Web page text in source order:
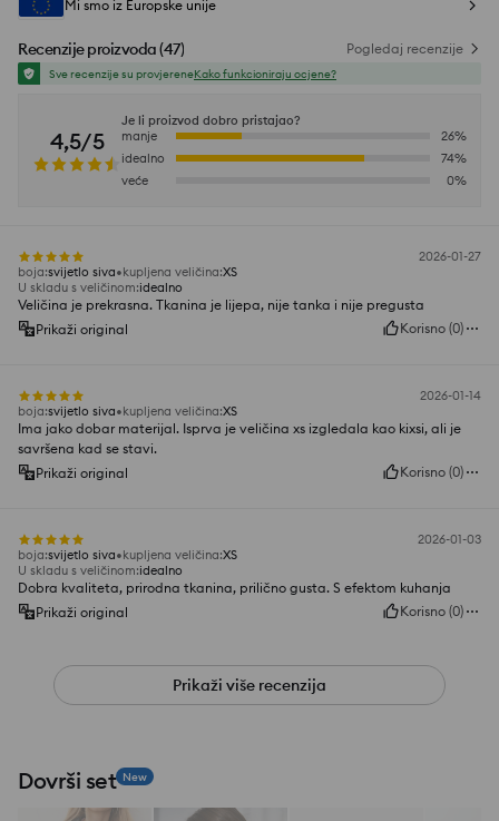
Mi smo iz Europske unije
Recenzije proizvoda(47) Pogledaj recenzije
Sve recenzije su provjereneKako funkcioniraju ocjene?
4,5/5
Je li proizvod dobro pristajao?
manje
26%
idealno
74%
veće
0%
2026-01-27
boja:svijetlo siva kupljena veličina:XS
U skladu s veličinom:idealno
Veličina je prekrasna. Tkanina je lijepa, nije tanka i nije pregusta
Prikaži original
Korisno (0)
2026-01-14
boja:svijetlo siva kupljena veličina:XS
Ima jako dobar materijal. Isprva je veličina xs izgledala kao kixsi, ali je
savršena kad se stavi.
Prikaži original
Korisno (0)
2026-01-03
boja:svijetlo siva kupljena veličina:XS
U skladu s veličinom:idealno
Dobra kvaliteta, prirodna tkanina, prilično gusta. S efektom kuhanja
Prikaži original
Korisno (0)
Prikaži više recenzija
Dovrši set New